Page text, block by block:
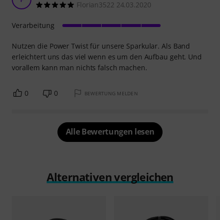
Florian3522 24.03.2020
Nutzen die Power Twist für unsere Sparkular. Als Band
erleichtert uns das viel wenn es um den Aufbau geht. Und
vorallem kann man nichts falsch machen.
Verarbeitung
0 0 BEWERTUNG MELDEN
Alle Bewertungen lesen
Alternativen vergleichen